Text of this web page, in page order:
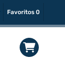
Favoritos 0